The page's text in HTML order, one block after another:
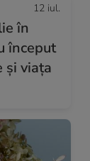
12 iul.
în
început
și viața